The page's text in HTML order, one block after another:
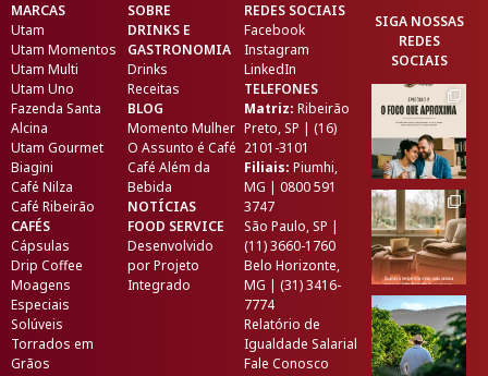
MARCAS
Utam
Utam Momentos
Utam Multi
Utam Uno
Fazenda Santa
Alcina
Utam Gourmet
Biagini
Café Nilza
Café Ribeirão
CAFÉS
Cápsulas
Drip Coffee
Moagens
Especiais
Solúveis
Torrados em
Grãos
SOBRE
DRINKS E
GASTRONOMIA
Drinks
Receitas
BLOG
Momento Mulher
O Assunto é Café
Café Além da
Bebida
NOTÍCIAS
FOOD SERVICE
Desenvolvido
porProjeto
Integrado
REDES SOCIAIS
Facebook
Instagram
LinkedIn
TELEFONES
Matriz: Ribeirão
Preto, SP | (16)
2101-3101
Filiais: Piumhi,
MG | 0800 591
3747
São Paulo, SP |
(11) 3660-1760
Belo Horizonte,
MG | (31) 3416-
7774
Relatório de
Igualdade Salarial
Fale Conosco
SIGA NOSSAS
REDES
SOCIAIS